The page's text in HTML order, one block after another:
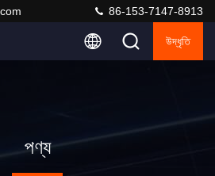
86-153-7147-8913
উদ্ধৃতি
পণ্য